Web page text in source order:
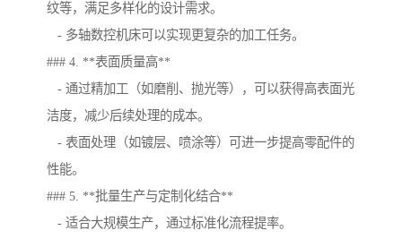
纹等，满足多样化的设计需求。
- 多轴数控机床可以实现更复杂的加工任务。
### 4. **表面质量高**
- 通过精加工（如磨削、抛光等），可以获得高表面光
洁度，减少后续处理的成本。
- 表面处理（如镀层、喷涂等）可进一步提高零配件的
性能。
### 5. **批量生产与定制化结合**
- 适合大规模生产，通过标准化流程提率。